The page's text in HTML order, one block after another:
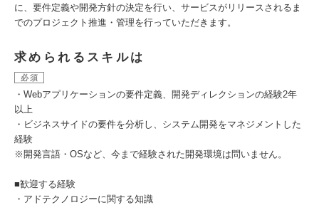
に、要件定義や開発方針の決定を行い、サービスがリリースされるま
でのプロジェクト推進・管理を行っていただきます。
求められるスキルは
必須
・Webアプリケーションの要件定義、開発ディレクションの経験2年
以上
・ビジネスサイドの要件を分析し、システム開発をマネジメントした
経験
※開発言語・OSなど、今まで経験された開発環境は問いません。
■歓迎する経験
・アドテクノロジーに関する知識